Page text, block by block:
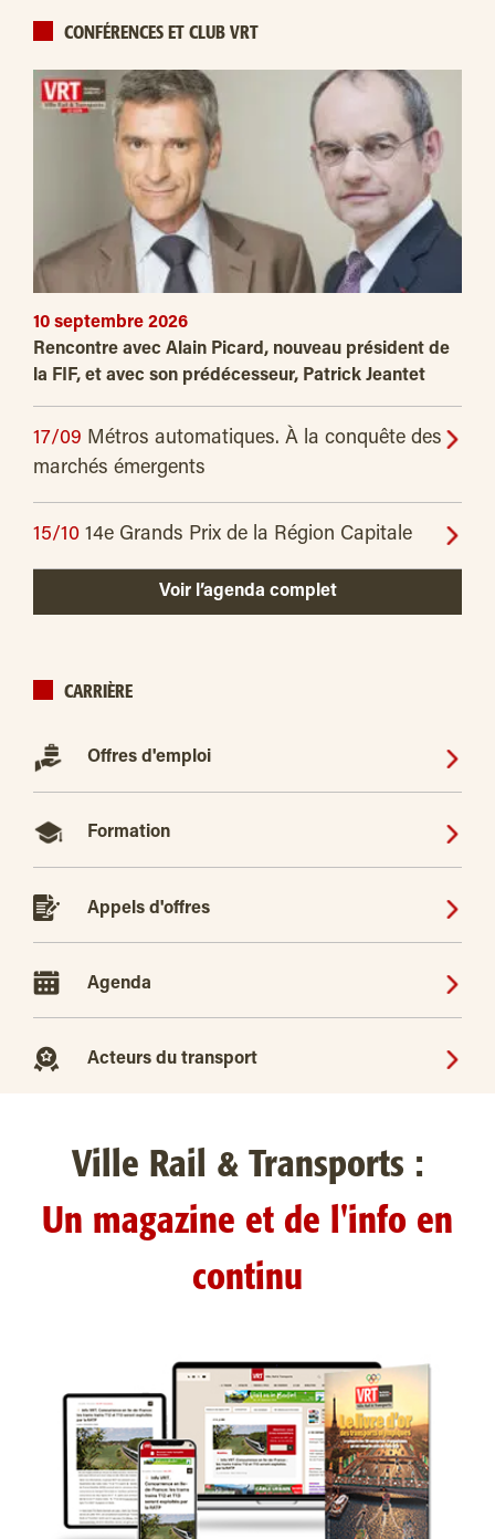
CONFÉRENCES ET CLUB VRT
10 septembre 2026
Rencontre avec Alain Picard, nouveau président de
la FIF, et avec son prédécesseur, Patrick Jeantet
17/09 Métros automatiques. À la conquête des
marchés émergents
15/10 14e Grands Prix de la Région Capitale
Voir l’agenda complet
CARRIÈRE
Offres d'emploi
Formation
Appels d'offres
Agenda
Acteurs du transport
Ville Rail & Transports :
Un magazine et de l'info en
continu